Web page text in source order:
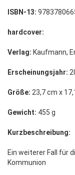
ISBN-13:
hardcover:
Verlag: Kaufmann,
Erscheinungsjahr:
Größe: 23,7 cm x
Gewicht: 455 g
Kurzbeschreibung:
Ein weiterer Fall für
Kommunion